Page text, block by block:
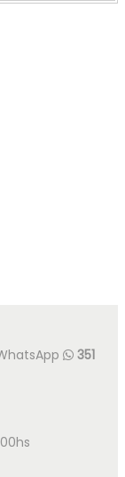
351